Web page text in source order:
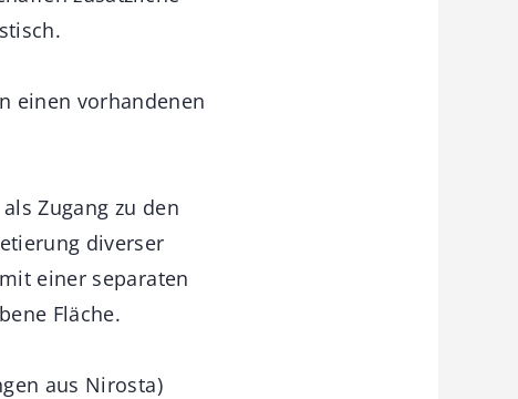
einen vorhandenen
Zugang zu den
diverser
einer separaten
Fläche.
aus Nirosta)